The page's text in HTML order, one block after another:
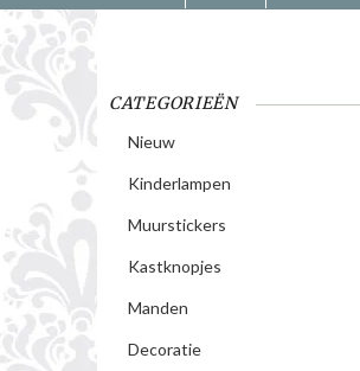
CATEGORIEËN
Nieuw
Kinderlampen
Muurstickers
Kastknopjes
Manden
Decoratie